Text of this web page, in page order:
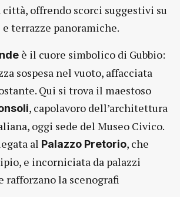
offrendo scorci suggestivi su
terrazze panoramiche.
è il cuore simbolico di Gubbio:
sospesa nel vuoto, affacciata
Qui si trova il maestoso
, capolavoro dell’architettura
oggi sede del Museo Civico.
al Palazzo Pretorio, che
e incorniciata da palazzi
rafforzano la scenografi